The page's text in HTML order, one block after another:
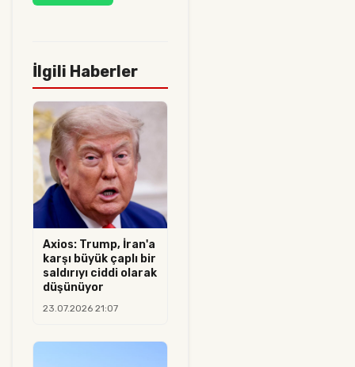
İlgili Haberler
Axios: Trump, İran'a
karşı büyük çaplı bir
saldırıyı ciddi olarak
düşünüyor
23.07.2026 21:07